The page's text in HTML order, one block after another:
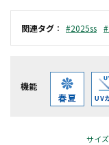
関連タグ ： #2025ss
機能
サイ